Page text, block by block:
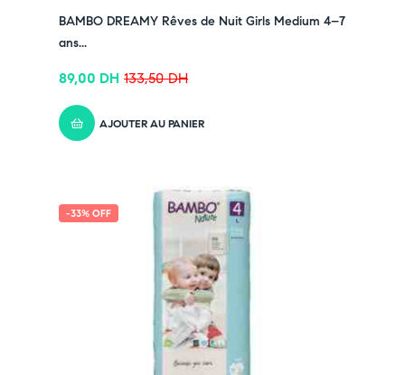
BAMBO DREAMY Rêves de Nuit Girls Medium 4–7
ans...
133,50DH
89,00 DH
AJOUTER AU PANIER
-33% OFF